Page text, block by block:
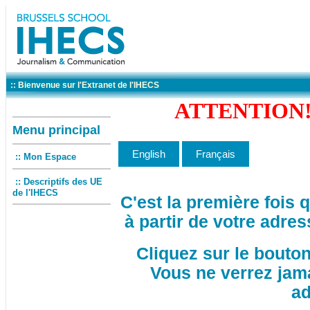
:: Bienvenue sur l'Extranet de l'IHECS
Menu principal
:: Mon Espace
:: Descriptifs des UE
de l'IHECS
C'est la première fois
à partir de votre
Cliquez sur le
Vous ne verrez